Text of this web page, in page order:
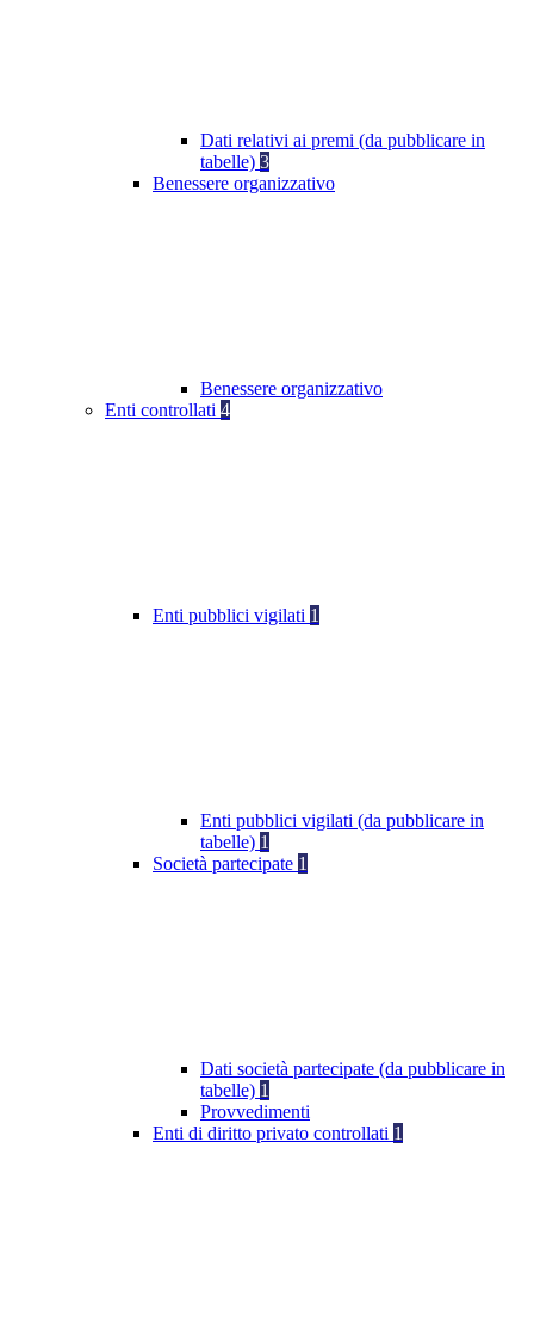
Dati relativi ai premi (da pubblicare in
tabelle) 3
Benessere organizzativo
Benessere organizzativo
Enti controllati 4
Enti pubblici vigilati 1
Enti pubblici vigilati (da pubblicare in
tabelle) 1
Società partecipate 1
Dati società partecipate (da pubblicare in
tabelle) 1
Provvedimenti
Enti di diritto privato controllati 1